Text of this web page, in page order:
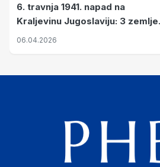
6. travnja 1941. napad na
Kraljevinu Jugoslaviju: 3 zemlje
nastale njenim raspadom
06.04.2026